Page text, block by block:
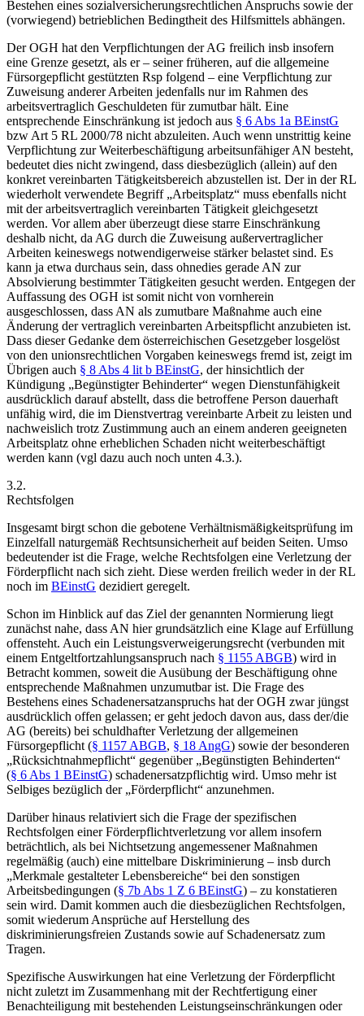
Bestehen eines sozialversicherungsrechtlichen Anspruchs sowie der
(vorwiegend) betrieblichen Bedingtheit des Hilfsmittels abhängen.
Der OGH hat den Verpflichtungen der AG freilich insb insofern
eine Grenze gesetzt, als er – seiner früheren, auf die allgemeine
Fürsorgepflicht gestützten Rsp folgend – eine Verpflichtung zur
Zuweisung anderer Arbeiten jedenfalls nur im Rahmen des
arbeitsvertraglich Geschuldeten für zumutbar hält. Eine
entsprechende Einschränkung ist jedoch aus § 6 Abs 1a BEinstG
bzw Art 5 RL 2000/78 nicht abzuleiten. Auch wenn unstrittig keine
Verpflichtung zur Weiterbeschäftigung arbeitsunfähiger AN besteht,
bedeutet dies nicht zwingend, dass diesbezüglich (allein) auf den
konkret vereinbarten Tätigkeitsbereich abzustellen ist. Der in der RL
wiederholt verwendete Begriff „Arbeitsplatz“ muss ebenfalls nicht
mit der arbeitsvertraglich vereinbarten Tätigkeit gleichgesetzt
werden. Vor allem aber überzeugt diese starre Einschränkung
deshalb nicht, da AG durch die Zuweisung außervertraglicher
Arbeiten keineswegs notwendigerweise stärker belastet sind. Es
kann ja etwa durchaus sein, dass ohnedies gerade AN zur
Absolvierung bestimmter Tätigkeiten gesucht werden. Entgegen der
Auffassung des OGH ist somit nicht von vornherein
ausgeschlossen, dass AN als zumutbare Maßnahme auch eine
Änderung der vertraglich vereinbarten Arbeitspflicht anzubieten ist.
Dass dieser Gedanke dem österreichischen Gesetzgeber losgelöst
von den unionsrechtlichen Vorgaben keineswegs fremd ist, zeigt im
Übrigen auch § 8 Abs 4 lit b BEinstG, der hinsichtlich der
Kündigung „Begünstigter Behinderter“ wegen Dienstunfähigkeit
ausdrücklich darauf abstellt, dass die betroffene Person dauerhaft
unfähig wird, die im Dienstvertrag vereinbarte Arbeit zu leisten und
nachweislich trotz Zustimmung auch an einem anderen geeigneten
Arbeitsplatz ohne erheblichen Schaden nicht weiterbeschäftigt
werden kann (vgl dazu auch noch unten 4.3.).
3.2.
Rechtsfolgen
Insgesamt birgt schon die gebotene Verhältnismäßigkeitsprüfung im
Einzelfall naturgemäß Rechtsunsicherheit auf beiden Seiten. Umso
bedeutender ist die Frage, welche Rechtsfolgen eine Verletzung der
Förderpflicht nach sich zieht. Diese werden freilich weder in der RL
noch im BEinstG dezidiert geregelt.
Schon im Hinblick auf das Ziel der genannten Normierung liegt
zunächst nahe, dass AN hier grundsätzlich eine Klage auf Erfüllung
offensteht. Auch ein Leistungsverweigerungsrecht (verbunden mit
einem Entgeltfortzahlungsanspruch nach § 1155 ABGB) wird in
Betracht kommen, soweit die Ausübung der Beschäftigung ohne
entsprechende Maßnahmen unzumutbar ist. Die Frage des
Bestehens eines Schadenersatzanspruchs hat der OGH zwar jüngst
ausdrücklich offen gelassen; er geht jedoch davon aus, dass der/die
AG (bereits) bei schuldhafter Verletzung der allgemeinen
Fürsorgepflicht (§ 1157 ABGB, § 18 AngG) sowie der besonderen
„Rücksichtnahmepflicht“ gegenüber „Begünstigten Behinderten“
(§ 6 Abs 1 BEinstG) schadenersatzpflichtig wird. Umso mehr ist
Selbiges bezüglich der „Förderpflicht“ anzunehmen.
Darüber hinaus relativiert sich die Frage der spezifischen
Rechtsfolgen einer Förderpflichtverletzung vor allem insofern
beträchtlich, als bei Nichtsetzung angemessener Maßnahmen
regelmäßig (auch) eine mittelbare Diskriminierung – insb durch
„Merkmale gestalteter Lebensbereiche“ bei den sonstigen
Arbeitsbedingungen (§ 7b Abs 1 Z 6 BEinstG) – zu konstatieren
sein wird. Damit kommen auch die diesbezüglichen Rechtsfolgen,
somit wiederum Ansprüche auf Herstellung des
diskriminierungsfreien Zustands sowie auf Schadenersatz zum
Tragen.
Spezifische Auswirkungen hat eine Verletzung der Förderpflicht
nicht zuletzt im Zusammenhang mit der Rechtfertigung einer
Benachteiligung mit bestehenden Leistungseinschränkungen oder